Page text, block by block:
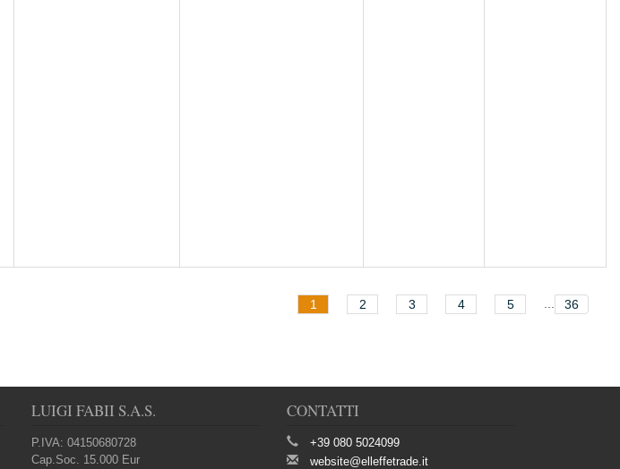
1 2 3 4 5 ... 36
LUIGI FABII S.A.S.
P.IVA: 04150680728
Cap.Soc. 15.000 Eur
CONTATTI
+39 080 5024099
website@elleffetrade.it